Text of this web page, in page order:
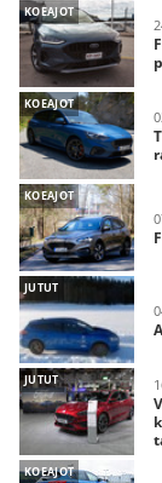
KOEAJOT
KOEAJOT
KOEAJOT
JUTUT
JUTUT
KOEAJOT